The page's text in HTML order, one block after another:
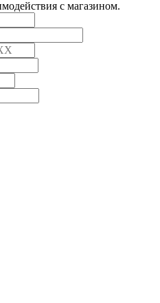
с магазином.